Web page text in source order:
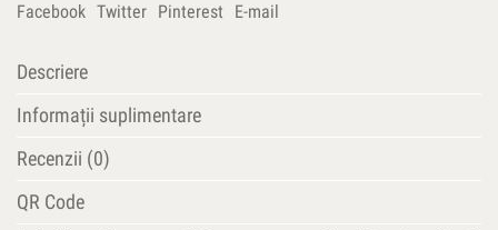
Facebook Twitter Pinterest E-mail
Descriere
Informații suplimentare
Recenzii (0)
QR Code